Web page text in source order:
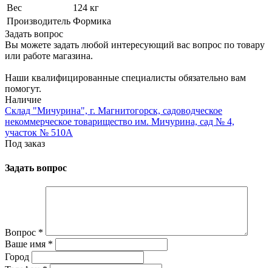
Вес
124 кг
Производитель Формика
Задать вопрос
Вы можете задать любой интересующий вас вопрос по товару
или работе магазина.
Наши квалифицированные специалисты обязательно вам
помогут.
Наличие
Склад "Мичурина", г. Магнитогорск, садоводческое
некоммерческое товарищество им. Мичурина, сад № 4,
участок № 510А
Под заказ
Задать вопрос
Вопрос *
Ваше имя *
Город